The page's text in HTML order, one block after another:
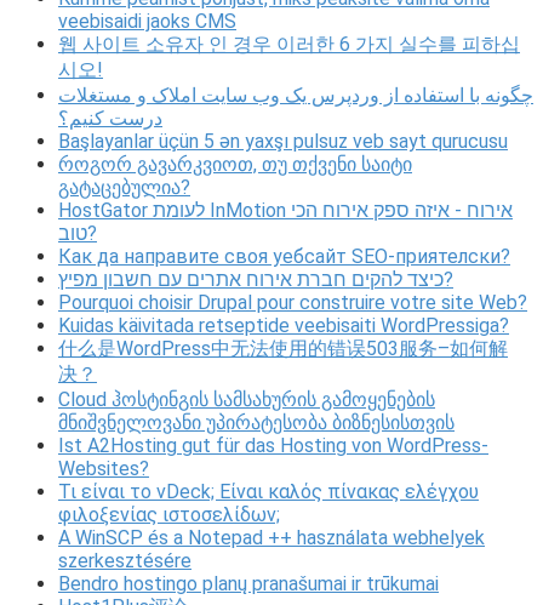
veebisaidi jaoks CMS
웹 사이트 소유자 인 경우 이러한 6 가지 실수를 피하십
시오!
چگونه با استفاده از وردپرس یک وب سایت املاک و مستغلات
درست کنیم؟
Başlayanlar üçün 5 ən yaxşı pulsuz veb sayt qurucusu
როგორ გავარკვიოთ, თუ თქვენი საიტი
გატაცებულია?
HostGator לעומת InMotion אירוח - איזה ספק אירוח הכי
טוב?
Как да направите своя уебсайт SEO-приятелски?
כיצד להקים חברת אירוח אתרים עם חשבון מפיץ?
Pourquoi choisir Drupal pour construire votre site Web?
Kuidas käivitada retseptide veebisaiti WordPressiga?
什么是WordPress中无法使用的错误503服务–如何解
决？
Cloud ჰოსტინგის სამსახურის გამოყენების
მნიშვნელოვანი უპირატესობა ბიზნესისთვის
Ist A2Hosting gut für das Hosting von WordPress-
Websites?
Τι είναι το vDeck; Είναι καλός πίνακας ελέγχου
φιλοξενίας ιστοσελίδων;
A WinSCP és a Notepad ++ használata webhelyek
szerkesztésére
Bendro hostingo planų pranašumai ir trūkumai